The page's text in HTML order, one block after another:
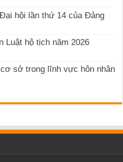
hội lần thứ 14 của Đảng
Luật hộ tịch năm 2026
sở trong lĩnh vực hôn nhân